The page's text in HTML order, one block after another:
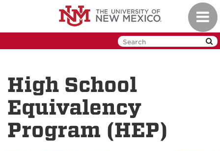
Skip to main content
High School
Equivalency
Program (HEP)